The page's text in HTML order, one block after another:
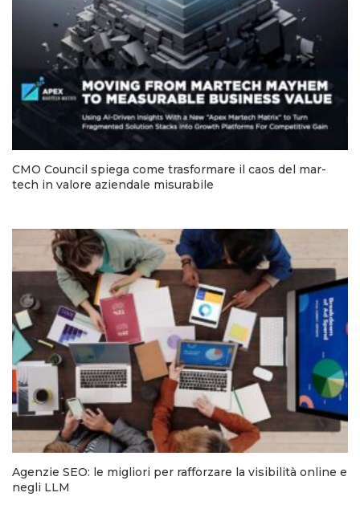
CMO Council spiega come trasformare il caos del mar-
tech in valore aziendale misurabile
Agenzie SEO: le migliori per rafforzare la visibilità online e
negli LLM